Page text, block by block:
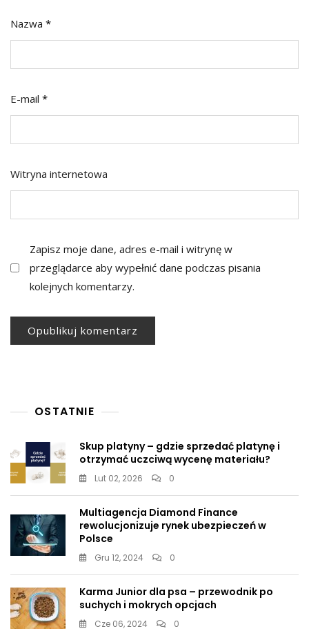
Nazwa *
E-mail *
Witryna internetowa
Zapisz moje dane, adres e-mail i witrynę w
przeglądarce aby wypełnić dane podczas pisania
kolejnych komentarzy.
OSTATNIE
Skup platyny – gdzie sprzedać platynę i
otrzymać uczciwą wycenę materiału?
Lut 02, 2026 0
Multiagencja Diamond Finance
rewolucjonizuje rynek ubezpieczeń w
Polsce
Gru 12, 2024 0
Karma Junior dla psa – przewodnik po
suchych i mokrych opcjach
Cze 06, 2024 0